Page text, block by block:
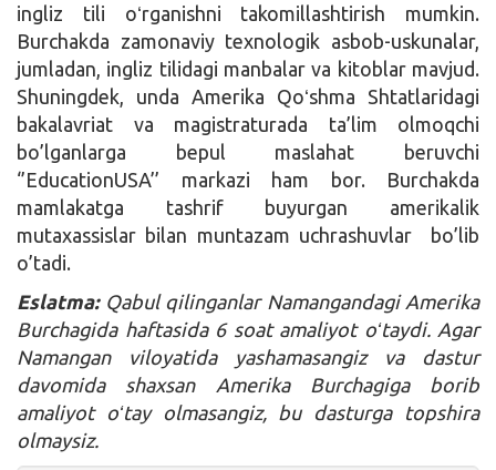
ingliz tili oʻrganishni takomillashtirish mumkin.
Burchakda zamonaviy texnologik asbob-uskunalar,
jumladan, ingliz tilidagi manbalar va kitoblar mavjud.
Shuningdek, unda Amerika Qoʻshma Shtatlaridagi
bakalavriat va magistraturada ta’lim olmoqchi
bo’lganlarga bepul maslahat beruvchi
‘’EducationUSA’’ markazi ham bor. Burchakda
mamlakatga tashrif buyurgan amerikalik
mutaxassislar bilan muntazam uchrashuvlar bo’lib
o’tadi.
Eslatma:Qabul qilinganlar Namangandagi Amerika
Burchagida haftasida 6 soat amaliyot oʻtaydi. Agar
Namangan viloyatida yashamasangiz va dastur
davomida shaxsan Amerika Burchagiga borib
amaliyot oʻtay olmasangiz, bu dasturga topshira
olmaysiz.